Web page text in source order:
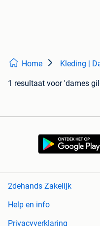
Home Kleding |
1 resultaat voor 'dames
2dehands Zakelijk
Help en info
Privacyverklaring